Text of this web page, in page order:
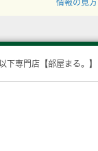
情報の見方
下専門店【部屋まる。】